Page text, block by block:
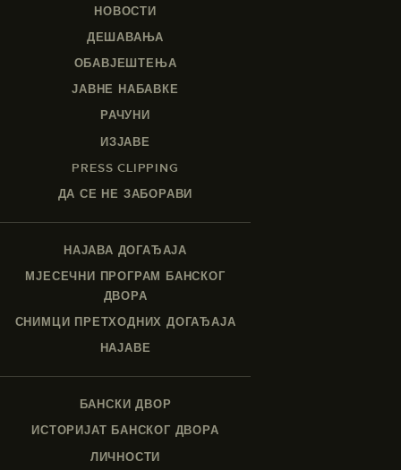
НОВОСТИ
ДЕШАВАЊА
ОБАВЈЕШТЕЊА
ЈАВНЕ НАБАВКЕ
РАЧУНИ
ИЗЈАВЕ
PRESS CLIPPING
ДА СЕ НЕ ЗАБОРАВИ
НАЈАВА ДОГАЂАЈА
МЈЕСЕЧНИ ПРОГРАМ БАНСКОГ
ДВОРА
СНИМЦИ ПРЕТХОДНИХ ДОГАЂАЈА
НАЈАВЕ
БАНСКИ ДВОР
ИСТОРИЈАТ БАНСКОГ ДВОРА
ЛИЧНОСТИ